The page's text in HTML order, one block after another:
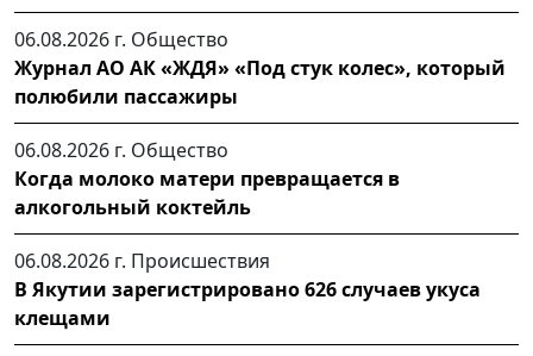
06.08.2026 г. Общество
Журнал АО АК «ЖДЯ» «Под стук колес», который
полюбили пассажиры
06.08.2026 г. Общество
Когда молоко матери превращается в
алкогольный коктейль
06.08.2026 г. Происшествия
В Якутии зарегистрировано 626 случаев укуса
клещами